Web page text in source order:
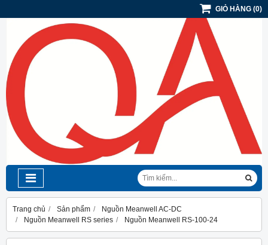
GIỎ HÀNG (0)
Trang chủ Sản phẩm
Nguồn Meanwell AC-DC
Nguồn Meanwell RS series
Nguồn Meanwell RS-100-24